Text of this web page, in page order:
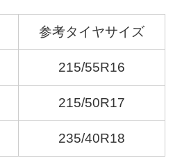
参考タイヤサイズ
215/55R16
215/50R17
235/40R18